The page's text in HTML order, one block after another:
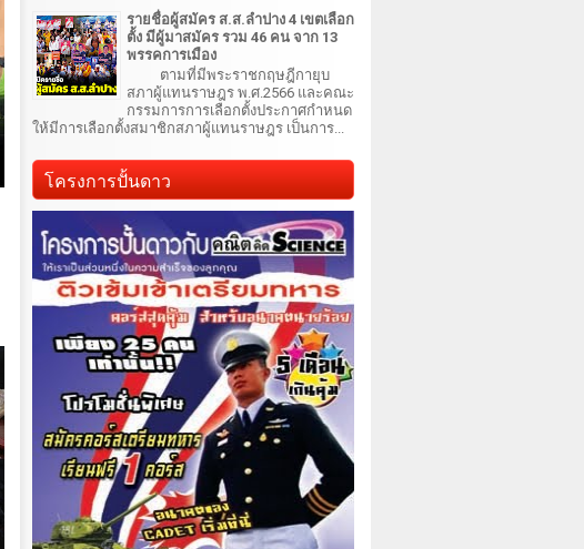
รายชื่อผู้สมัคร ส.ส.ลำปาง 4 เขตเลือก
ตั้ง มีผู้มาสมัคร รวม 46 คน จาก 13
พรรคการเมือง
ตามที่มีพระราชกฤษฎีกายุบ
สภาผู้แทนราษฎร พ.ศ.2566 และคณะ
กรรมการการเลือกตั้งประกาศกำหนด
ให้มีการเลือกตั้งสมาชิกสภาผู้แทนราษฎร เป็นการ...
โครงการปั้นดาว